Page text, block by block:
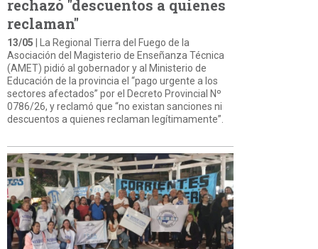
rechazó "descuentos a quienes
reclaman"
13/05 | La Regional Tierra del Fuego de la
Asociación del Magisterio de Enseñanza Técnica
(AMET) pidió al gobernador y al Ministerio de
Educación de la provincia el “pago urgente a los
sectores afectados” por el Decreto Provincial Nº
0786/26, y reclamó que “no existan sanciones ni
descuentos a quienes reclaman legítimamente”.